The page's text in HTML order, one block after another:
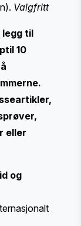
Valgfritt
til
10
eller
og